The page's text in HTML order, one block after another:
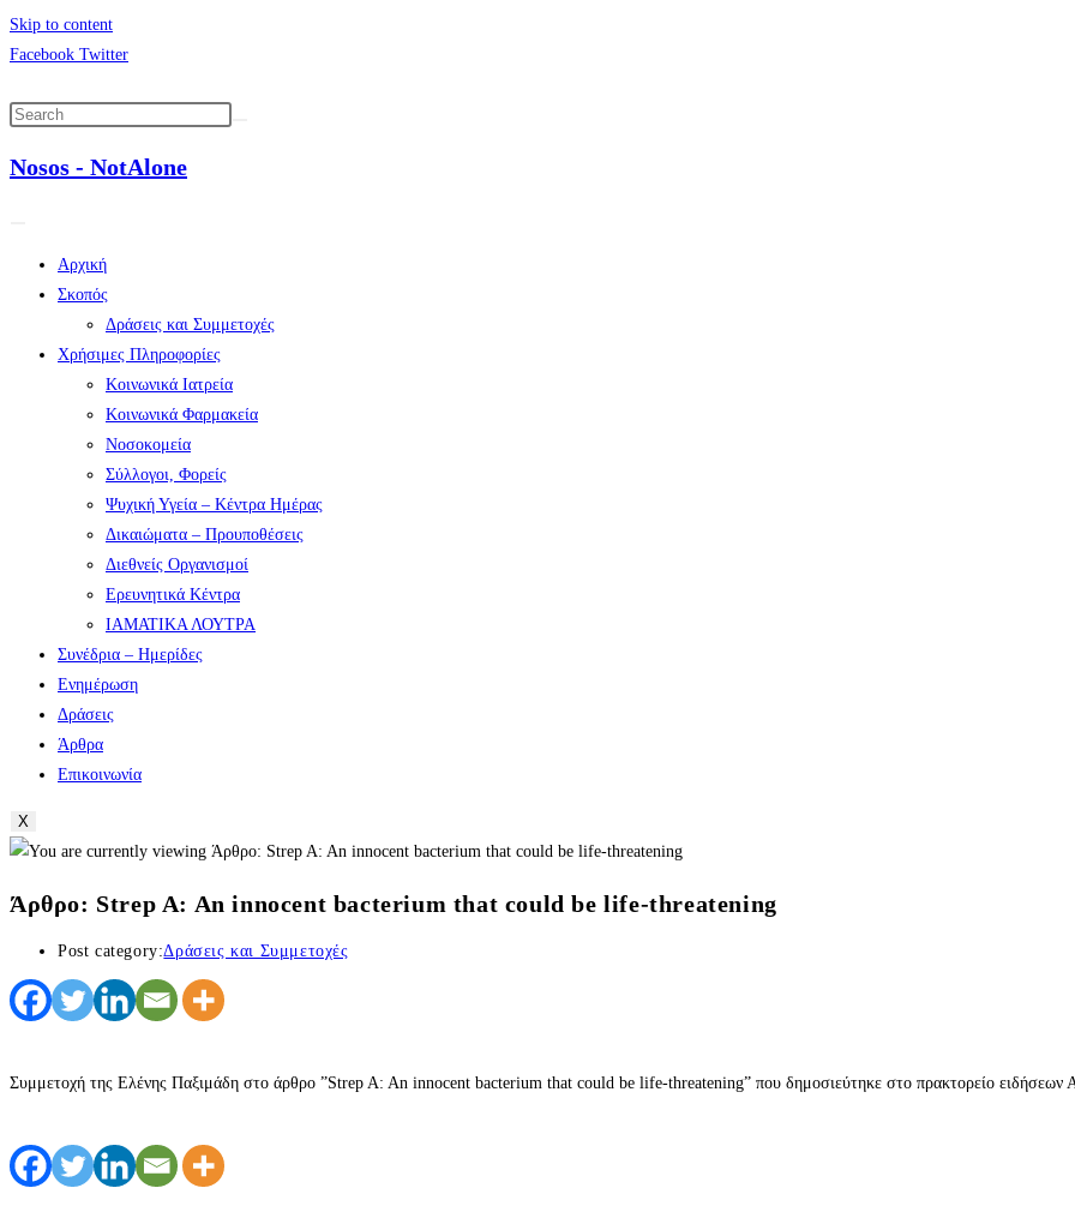
Skip to content
Facebook Twitter
Nosos - NotAlone
Αρχική
Σκοπός
Δράσεις και Συμμετοχές
Χρήσιμες Πληροφορίες
Κοινωνικά Ιατρεία
Κοινωνικά Φαρμακεία
Νοσοκομεία
Σύλλογοι, Φορείς
Ψυχική Υγεία – Κέντρα Ημέρας
Δικαιώματα – Προυποθέσεις
Διεθνείς Οργανισμοί
Ερευνητικά Κέντρα
ΙΑΜΑΤΙΚΑ ΛΟΥΤΡΑ
Συνέδρια – Ημερίδες
Ενημέρωση
Δράσεις
Άρθρα
Επικοινωνία
X
Άρθρο: Strep A: An innocent bacterium that could be life-threatening
Post category:Δράσεις και Συμμετοχές
Συμμετοχή της Ελένης Παξιμάδη στο άρθρο ”Strep A: An innocent bacterium that could be life-threatening” που δημοσιεύτηκε στο πρακτορείο ειδήσεων